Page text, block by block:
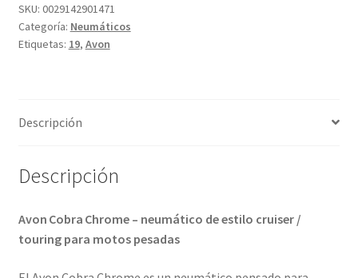
SKU: 0029142901471
Categoría: Neumáticos
Etiquetas: 19, Avon
Descripción
Descripción
Avon Cobra Chrome – neumático de estilo cruiser /
touring para motos pesadas